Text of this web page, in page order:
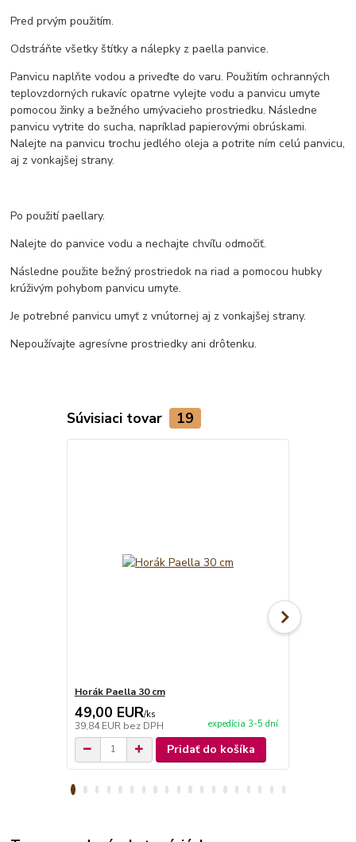
Pred prvým použitím.
Odstráňte všetky štítky a nálepky z paella panvice.
Panvicu naplňte vodou a priveďte do varu. Použitím ochranných
teplovzdorných rukavíc opatrne vylejte vodu a panvicu umyte
pomocou žinky a bežného umývacieho prostriedku. Následne
panvicu vytrite do sucha, napríklad papierovými obrúskami.
Nalejte na panvicu trochu jedlého oleja a potrite ním celú panvicu,
aj z vonkajšej strany.
Po použití paellary.
Nalejte do panvice vodu a nechajte chvíľu odmočiť.
Následne použite bežný prostriedok na riad a pomocou hubky
krúživým pohybom panvicu umyte.
Je potrebné panvicu umyť z vnútornej aj z vonkajšej strany.
Nepoužívajte agresívne prostriedky ani drôtenku.
Súvisiaci tovar 19
Horák Paella 30 cm
49,00 EUR/ks
39,84 EUR bez DPH expedícia 3-5 dní
Pridať do košíka